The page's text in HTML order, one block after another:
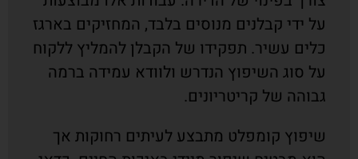
על ידי קבלנים מנוסים בלבד, המחזיקים בארגז
כלים עשיר. תפקידו של הקבלן להמליץ ללקוח
על סוג השיפוץ הנדרש ולוודא עמידה ברמה
גבוהה של קריטריונים.
שיפוץ קומפלט מתבצע לעיתים רחוקות אך